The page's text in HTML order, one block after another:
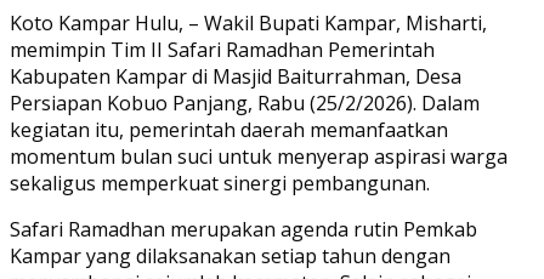
Link
Share
Koto Kampar Hulu, – Wakil Bupati Kampar, Misharti,
memimpin Tim II Safari Ramadhan Pemerintah
Kabupaten Kampar di Masjid Baiturrahman, Desa
Persiapan Kobuo Panjang, Rabu (25/2/2026). Dalam
kegiatan itu, pemerintah daerah memanfaatkan
momentum bulan suci untuk menyerap aspirasi warga
sekaligus memperkuat sinergi pembangunan.
Safari Ramadhan merupakan agenda rutin Pemkab
Kampar yang dilaksanakan setiap tahun dengan